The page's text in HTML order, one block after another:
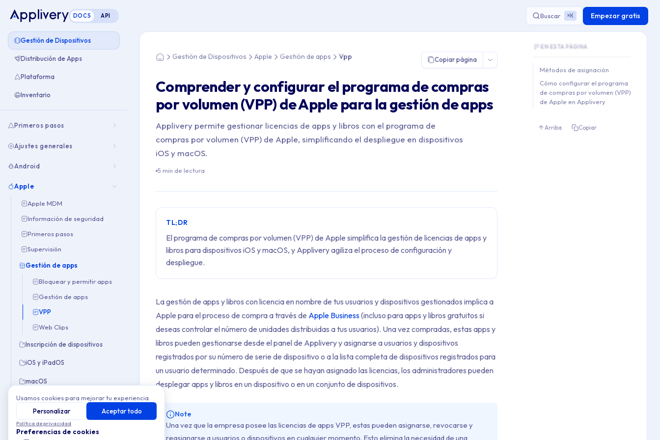
DOCS API
Gestión de Dispositivos
Distribución de Apps
Plataforma
Inventario
Primeros pasos
Ajustes generales
Android
Apple
Apple MDM
Información de seguridad
Primeros pasos
Supervisión
Gestión de apps
Bloquear y permitir apps
Gestión de apps
VPP
Web Clips
Inscripción de dispositivos
iOS y iPadOS
macOS
Políticas
Windows
Buscar ⌘K Empezar gratis
HomeGestión de Dispositivos Apple Gestión de apps Vpp Copiar página
Comprender y configurar el programa de compras
por volumen (VPP) de Apple para la gestión de apps
Applivery permite gestionar licencias de apps y libros con el programa de
compras por volumen (VPP) de Apple, simplificando el despliegue en dispositivos
iOS y macOS.
5 min de lectura
TL;DR
El programa de compras por volumen (VPP) de Apple simplifica la gestión de licencias de apps y
libros para dispositivos iOS y macOS, y Applivery agiliza el proceso de configuración y
despliegue.
La gestión de apps y libros con licencia en nombre de tus usuarios y dispositivos gestionados implica a
Apple para el proceso de compra a través de Apple Business(incluso para apps y libros gratuitos si
deseas controlar el número de unidades distribuidas a tus usuarios). Una vez compradas, estas apps y
libros pueden gestionarse desde el panel de Applivery y asignarse a usuarios y dispositivos
registrados por su número de serie de dispositivo o a la lista completa de dispositivos registrados para
un usuario determinado. Después de que se hayan asignado las licencias, los administradores pueden
desplegar apps y libros en un dispositivo o en un conjunto de dispositivos.
Note
Una vez que la empresa posee las licencias de apps VPP, estas pueden asignarse, revocarse y
reasignarse a usuarios o dispositivos en cualquier momento. Esto elimina la necesidad de una
Key topics covered: Métodos de
Section hierarchy:
1. Métodos de asignación
2. Cómo configurar el
EN ESTA PÁGINA
Métodos de asignación
Cómo configurar el programa
de compras por volumen (VPP)
de Apple en Applivery
Arriba Copiar
Usamos cookies para mejorar tu experiencia.
Personalizar
Aceptar todo
Política de privacidad
Preferencias de cookies